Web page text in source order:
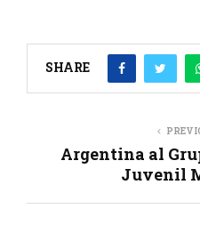
SHARE
Argentina al
Juvenil